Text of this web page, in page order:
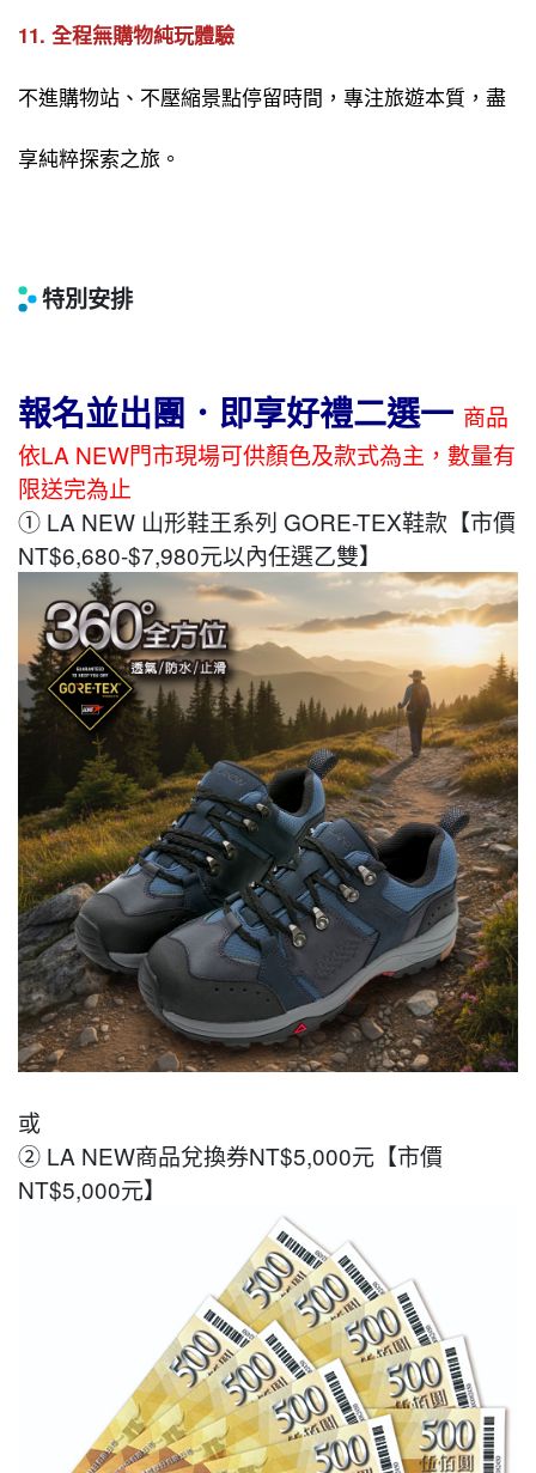
11. 全程無購物純玩體驗
不進購物站、不壓縮景點停留時間，專注旅遊本質，盡
享純粹探索之旅。
特別安排
報名並出團．即享好禮二選一 商品
依LA NEW門市現場可供顏色及款式為主，數量有
限送完為止
① LA NEW 山形鞋王系列 GORE-TEX鞋款【市價
NT$6,680-$7,980元以內任選乙雙】
或
② LA NEW商品兌換券NT$5,000元【市價
NT$5,000元】